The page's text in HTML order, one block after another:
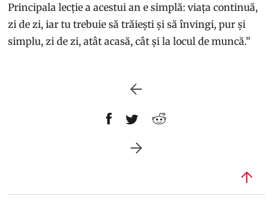
Principala lecție a acestui an e simplă: viața continuă,
zi de zi, iar tu trebuie să trăiești și să învingi, pur și
simplu, zi de zi, atât acasă, cât și la locul de muncă.”